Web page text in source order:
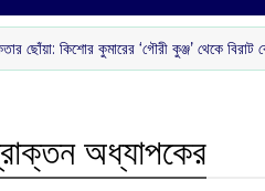
‘গৌরী কুঞ্জ’ থেকে বিরাট কোহলির রেস্তোরাঁ
অধ্যাপকের